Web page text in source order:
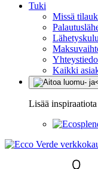
Tuki
Missä
Kaikki
Lisää inspiraatiota